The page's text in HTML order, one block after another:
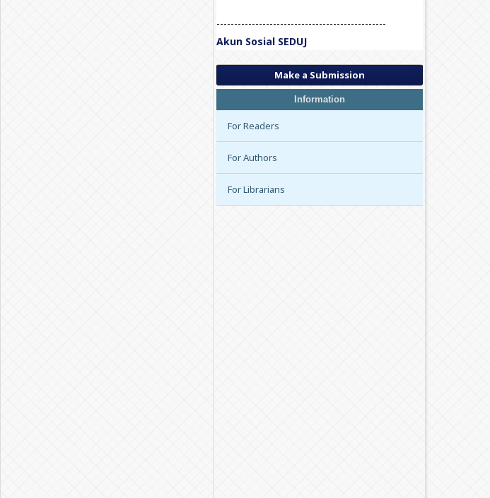
------------------------------------------------
Akun Sosial SEDUJ
Make a Submission
Information
For Readers
For Authors
For Librarians